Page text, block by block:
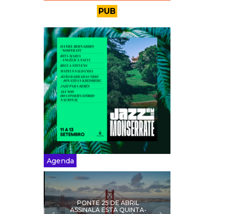
PUB
Agenda
PONTE 25 DE ABRIL
ASSINALA ESTA QUINTA-